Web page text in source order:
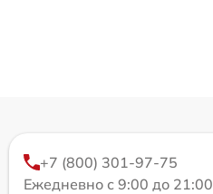
+7 (800) 301-97-75
Ежедневно с 9:00 до 21:00